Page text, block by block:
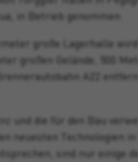
in Betrieb genommen.
große Lagerhalle
großen Gelände, 500
A22 entfernt,
und die für den Bau
neuesten Technologien in
sind nur einige